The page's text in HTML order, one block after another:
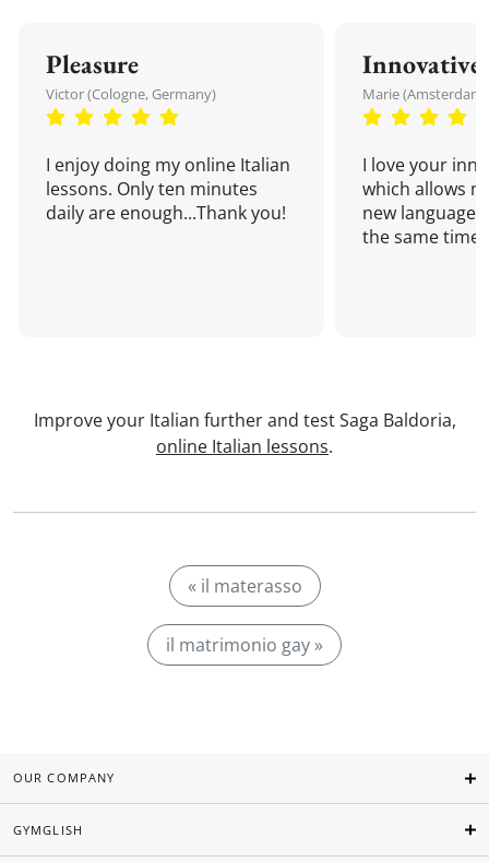
Pleasure
Victor (Cologne, Germany)
I enjoy doing my online Italian
lessons. Only ten minutes
daily are enough...Thank you!
Innovative
Marie
I love your
which allows
new language
the same time!
Improve your Italian further and test Saga Baldoria,
online Italian lessons.
« il materasso
il matrimonio gay »
OUR COMPANY
GYMGLISH